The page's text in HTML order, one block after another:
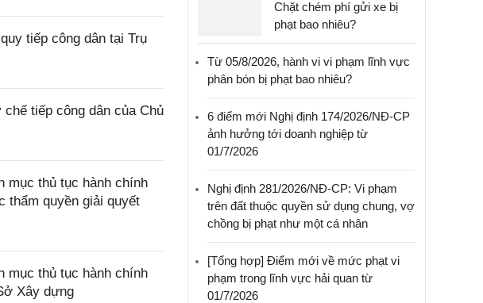
tiếp công dân tại Trụ
tiếp công dân của Chủ
mục thủ tục hành chính
thẩm quyền giải quyết
mục thủ tục hành chính
Xây dựng
Chặt chém phí gửi xe bị
phạt bao nhiêu?
Từ 05/8/2026, hành vi vi phạm lĩnh vực
phân bón bị phạt bao nhiêu?
6 điểm mới Nghị định 174/2026/NĐ-CP
ảnh hưởng tới doanh nghiệp từ
01/7/2026
Nghị định 281/2026/NĐ-CP: Vi phạm
trên đất thuộc quyền sử dụng chung, vợ
chồng bị phạt như một cá nhân
[Tổng hợp] Điểm mới về mức phạt vi
phạm trong lĩnh vực hải quan từ
01/7/2026